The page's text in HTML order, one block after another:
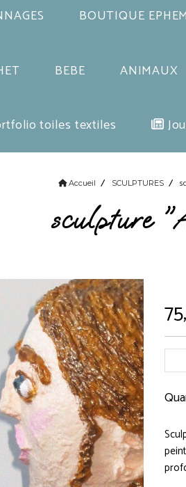
BOUTIQUE
BEBE ANIMAUX
toiles textiles
Accueil SCULPTURES
sculpture